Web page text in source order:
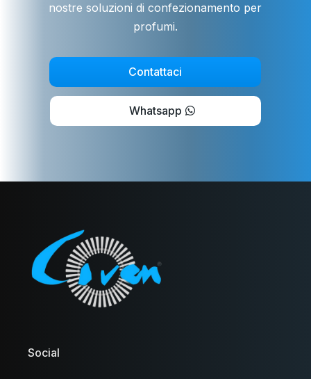
nostre soluzioni di confezionamento per
profumi.
Contattaci
Whatsapp
Social